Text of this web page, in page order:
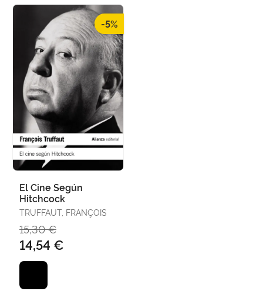
-5%
El Cine Según
Hitchcock
TRUFFAUT, FRANÇOIS
15,30 €
14,54 €